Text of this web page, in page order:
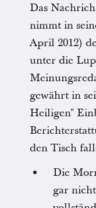
Das
nimmt in
April 2012)
unter die
gewährt in
Heiligen"
den Tisch
Die
gar